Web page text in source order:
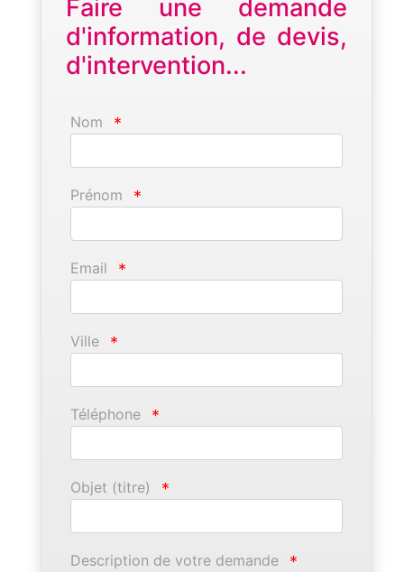
Faire une demande
d'information, de devis,
d'intervention...
Nom *
Prénom *
Email *
Ville *
Téléphone *
Objet (titre) *
Description de votre demande *